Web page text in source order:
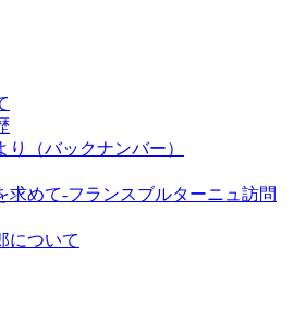
り（バックナンバー）
求めて‐フランスブルターニュ訪問
について